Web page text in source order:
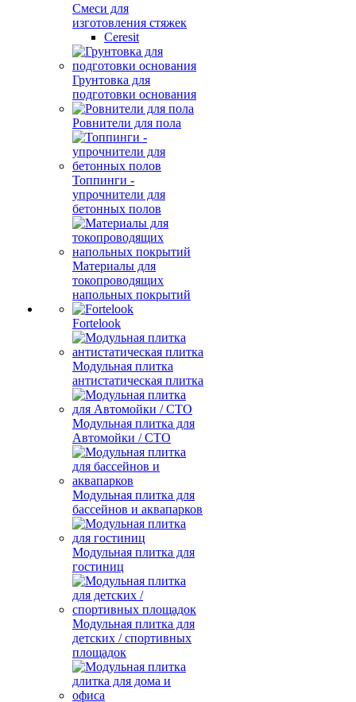
Смеси для
изготовления стяжек
Ceresit
Грунтовка для
подготовки основания
Ровнители для пола
Топпинги -
упрочнители для
бетонных полов
Материалы для
токопроводящих
напольных покрытий
Fortelook
Модульная плитка
антистатическая плитка
Модульная плитка для
Автомойки / СТО
Модульная плитка для
бассейнов и аквапарков
Модульная плитка для
гостиниц
Модульная плитка для
детских / спортивных
площадок